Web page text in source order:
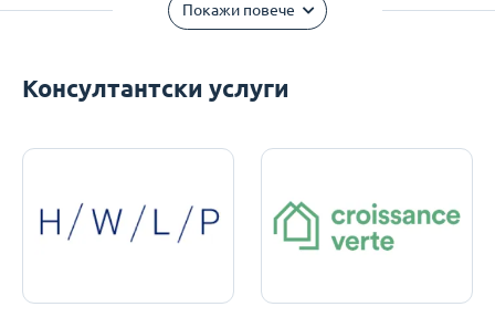
Покажи повече
Консултантски услуги